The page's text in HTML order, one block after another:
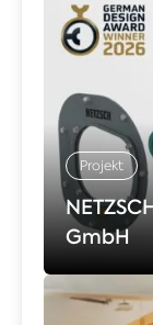
Projekt
GmbH